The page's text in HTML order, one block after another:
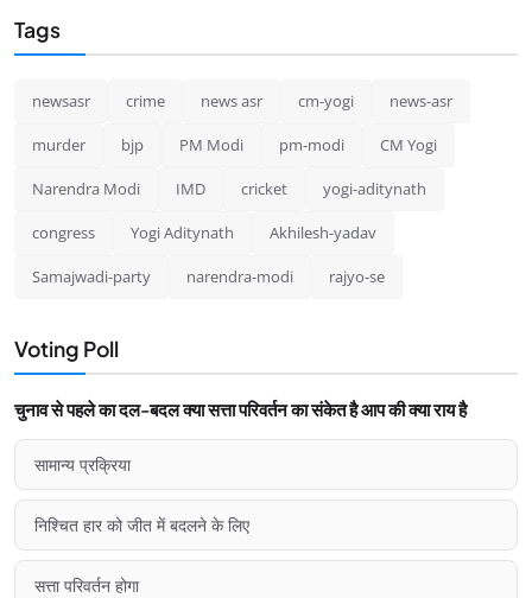
Tags
newsasr crime news asr cm-yogi news-asr
murder bjp PM Modi pm-modi CM Yogi
Narendra Modi IMD cricket yogi-aditynath
congress Yogi Aditynath Akhilesh-yadav
Samajwadi-party narendra-modi rajyo-se
Voting Poll
चुनाव से पहले का दल-बदल क्या सत्ता परिवर्तन का संकेत है आप की क्या राय है
सामान्य प्रक्रिया
निश्चित हार को जीत में बदलने के लिए
सत्ता परिवर्तन होगा